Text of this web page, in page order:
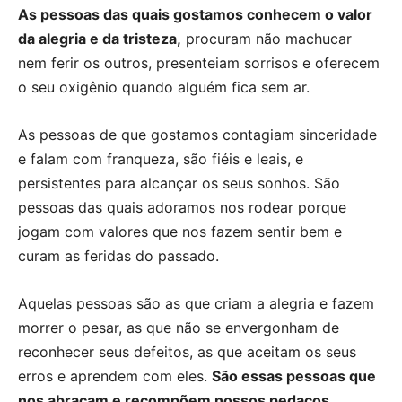
As pessoas das quais gostamos conhecem o valor
da alegria e da tristeza, procuram não machucar
nem ferir os outros, presenteiam sorrisos e oferecem
o seu oxigênio quando alguém fica sem ar.
As pessoas de que gostamos contagiam sinceridade
e falam com franqueza, são fiéis e leais, e
persistentes para alcançar os seus sonhos. São
pessoas das quais adoramos nos rodear porque
jogam com valores que nos fazem sentir bem e
curam as feridas do passado.
Aquelas pessoas são as que criam a alegria e fazem
morrer o pesar, as que não se envergonham de
reconhecer seus defeitos, as que aceitam os seus
erros e aprendem com eles. São essas pessoas que